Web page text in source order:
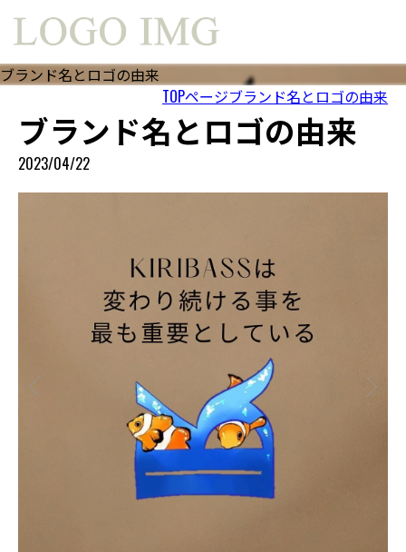
ブランド名とロゴの由来
TOPページブランド名とロゴの由来
ブランド名とロゴの由来
2023/04/22